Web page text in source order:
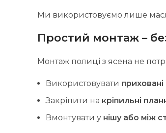
Ми використовуємо лише
Простий монтаж –
Монтаж полиці з ясена не
Використовувати
Закріпити на кріпильні
Вмонтувати у нішу або між